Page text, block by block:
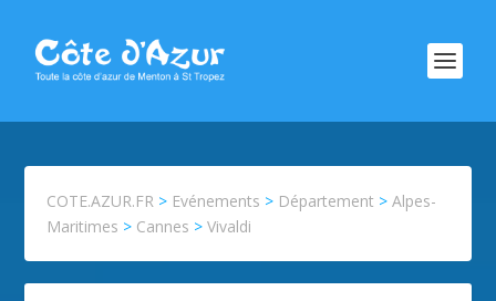
COTE.AZUR.FR > Evénements > Département >Alpes-
Maritimes > Cannes >Vivaldi